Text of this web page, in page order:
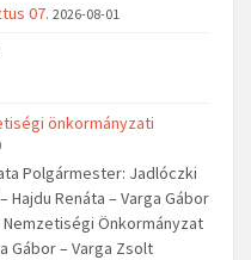
07. 2026-08-01
önkormányzati
Polgármester: Jadlóczki
Hajdu Renáta – Varga Gábor
Nemzetiségi Önkormányzat
Gábor – Varga Zsolt